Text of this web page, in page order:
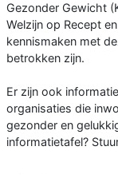
Gezonder Gewicht
Welzijn op Recept
kennismaken met
betrokken zijn.
Er zijn ook
organisaties die
gezonder en
informatietafel?